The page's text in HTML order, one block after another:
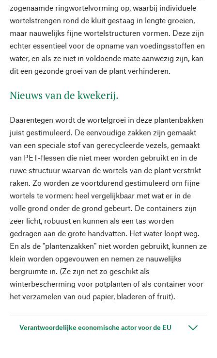
zogenaamde ringwortelvorming op, waarbij individuele
wortelstrengen rond de kluit gestaag in lengte groeien,
maar nauwelijks fijne wortelstructuren vormen. Deze zijn
echter essentieel voor de opname van voedingsstoffen en
water, en als ze niet in voldoende mate aanwezig zijn, kan
dit een gezonde groei van de plant verhinderen.
Nieuws van de kwekerij.
Daarentegen wordt de wortelgroei in deze plantenbakken
juist gestimuleerd. De eenvoudige zakken zijn gemaakt
van een speciale stof van gerecycleerde vezels, gemaakt
van PET-flessen die niet meer worden gebruikt en in de
ruwe structuur waarvan de wortels van de plant verstrikt
raken. Zo worden ze voortdurend gestimuleerd om fijne
wortels te vormen: heel vergelijkbaar met wat er in de
volle grond onder de grond gebeurt. De containers zijn
zeer licht, robuust en kunnen als een tas worden
gedragen aan de grote handvatten. Het water loopt weg.
En als de "plantenzakken" niet worden gebruikt, kunnen ze
klein worden opgevouwen en nemen ze nauwelijks
bergruimte in. (Ze zijn net zo geschikt als
winterbescherming voor potplanten of als container voor
het verzamelen van oud papier, bladeren of fruit).
Verantwoordelijke economische actor voor de EU